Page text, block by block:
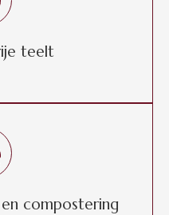
teelt
compostering